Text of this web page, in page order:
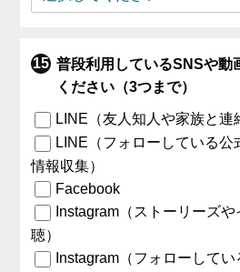
普段利用しているSNSや動
ください（3つまで）
LINE（友人知人や家族と連
LINE（フォローしている
情報収集）
Facebook
Instagram（ストーリーズ
聴）
Instagram（フォローして